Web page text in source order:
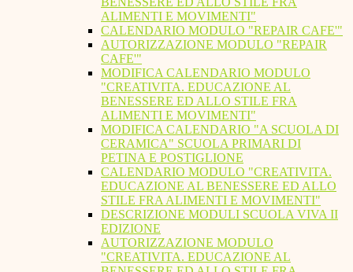
ALIMENTI E MOVIMENTI"
CALENDARIO MODULO "REPAIR CAFE'"
AUTORIZZAZIONE MODULO "REPAIR
CAFE'"
MODIFICA CALENDARIO MODULO
"CREATIVITA. EDUCAZIONE AL
BENESSERE ED ALLO STILE FRA
ALIMENTI E MOVIMENTI"
MODIFICA CALENDARIO "A SCUOLA DI
CERAMICA" SCUOLA PRIMARI DI
PETINA E POSTIGLIONE
CALENDARIO MODULO "CREATIVITA.
EDUCAZIONE AL BENESSERE ED ALLO
STILE FRA ALIMENTI E MOVIMENTI"
DESCRIZIONE MODULI SCUOLA VIVA II
EDIZIONE
AUTORIZZAZIONE MODULO
"CREATIVITA. EDUCAZIONE AL